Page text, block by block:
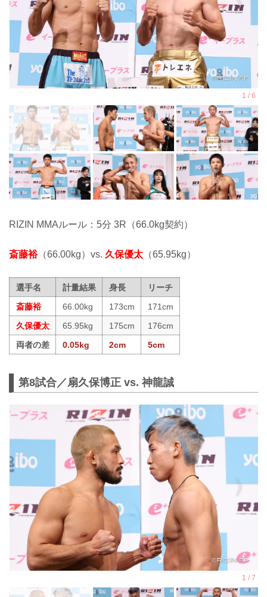
RIZIN MMAルール：5分 3R（66.0kg契約）
斎藤裕（66.00kg）vs. 久保優太 （65.95kg）
選手名 計量結果 身長
リーチ
斎藤裕
66.00kg 173cm
171cm
久保優太
65.95kg 175cm
176cm
両者の差
0.05kg 2cm 5cm
第8試合／扇久保博正 vs. 神龍誠